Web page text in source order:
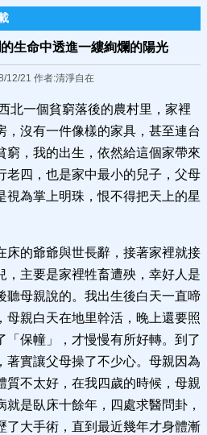
生命中透進一縷絢爛的陽光
12/21 作者:清淨自在
北一個貧窮落後的農村里，家裡
，沒有一件像樣的家具，甚至連台
窮，我的出生，依然給這個家帶來
老四，也是家中最小的兒子，父母
視為掌上明珠，恨不得把天上的星
床的爺爺與世長辭，接著家裡就接
，主要是家裡牲畜遭殃，幸好人是
聽母親說的。我出生後白天一直啼
母親白天在地里幹活，晚上還要照
「保幢」，才慢慢有所好轉。到了
著實讓父母操了不少心。母親因為
質不太好，在我四歲的時候，母親
是臥床十餘年，四處求醫問卦，
了大手術，直到最近幾年才身體漸